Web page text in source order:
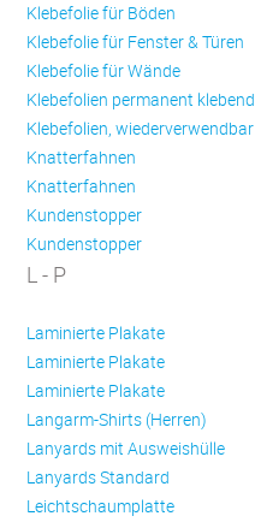
Klebefolie für Böden
Klebefolie für Fenster & Türen
Klebefolie für Wände
Klebefolien permanent klebend
Klebefolien, wiederverwendbar
Knatterfahnen
Knatterfahnen
Kundenstopper
Kundenstopper
L - P
Laminierte Plakate
Laminierte Plakate
Laminierte Plakate
Langarm-Shirts (Herren)
Lanyards mit Ausweishülle
Lanyards Standard
Leichtschaumplatte